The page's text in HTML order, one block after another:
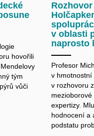
hovořili
tým
vůči
v oblasti
naprosto
Profesor
v hmotnostní
v rozhovoru
expertizy.
hodnocení a
podstatu